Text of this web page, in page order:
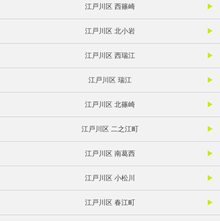
江戸川区 西篠崎
江戸川区 北小岩
江戸川区 西瑞江
江戸川区 瑞江
江戸川区 北篠崎
江戸川区 二之江町
江戸川区 南葛西
江戸川区 小松川
江戸川区 春江町